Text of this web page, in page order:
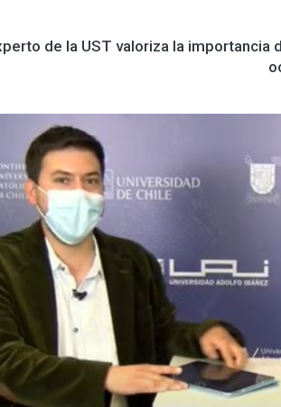
de la UST valoriza la importancia